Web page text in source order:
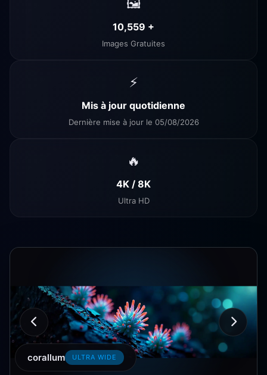
🖼️
10,559 +
Images Gratuites
⚡
Mis à jour quotidienne
Dernière mise à jour le 05/08/2026
🔥
4K / 8K
Ultra HD
sand desert STANDARDS (4:3)